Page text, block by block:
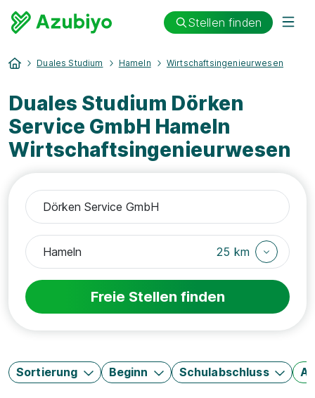
Stellen finden
Duales Studium Hameln Wirtschaftsingenieurwesen
Duales Studium Dörken
Service GmbH Hameln
Wirtschaftsingenieurwesen
25 km
Freie Stellen finden
Sortierung Beginn Schulabschluss